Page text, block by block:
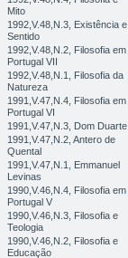
Mito
1992,V.48,N.3, Existência e
Sentido
1992,V.48,N.2, Filosofia em
Portugal VII
1992,V.48,N.1, Filosofia da
Natureza
1991,V.47,N.4, Filosofia em
Portugal VI
1991,V.47,N.3, Dom Duarte
1991,V.47,N.2, Antero de
Quental
1991,V.47,N.1, Emmanuel
Levinas
1990,V.46,N.4, Filosofia em
Portugal V
1990,V.46,N.3, Filosofia e
Teologia
1990,V.46,N.2, Filosofia e
Educação